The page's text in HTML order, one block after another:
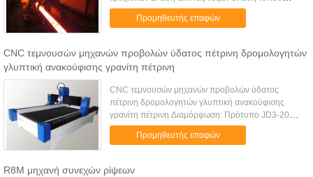
καταλυμάτων 4. είδη σκέλους 5. Περισσότερες
επιλογές Μπορούμε να παραγάγουμε υψηλό - ...
Προμηθευτής επαφών
CNC τεμνουσών μηχανών προβολών ύδατος πέτρινη δρομολογητών
γλυπτική ανακούφισης γρανίτη πέτρινη
CNC τεμνουσών μηχανών προβολών ύδατος
πέτρινη δρομολογητών γλυπτική ανακούφισης
γρανίτη πέτρινη Διαμόρφωση: Πρότυπο JD3-2015
(προσαρμόστε) Μέγεθος εργασίας
2500*1300*200mm Επιτραπέζιο μέγεθος
Προμηθευτής επαφών
R8M μηχανή συνεχών ρίψεων